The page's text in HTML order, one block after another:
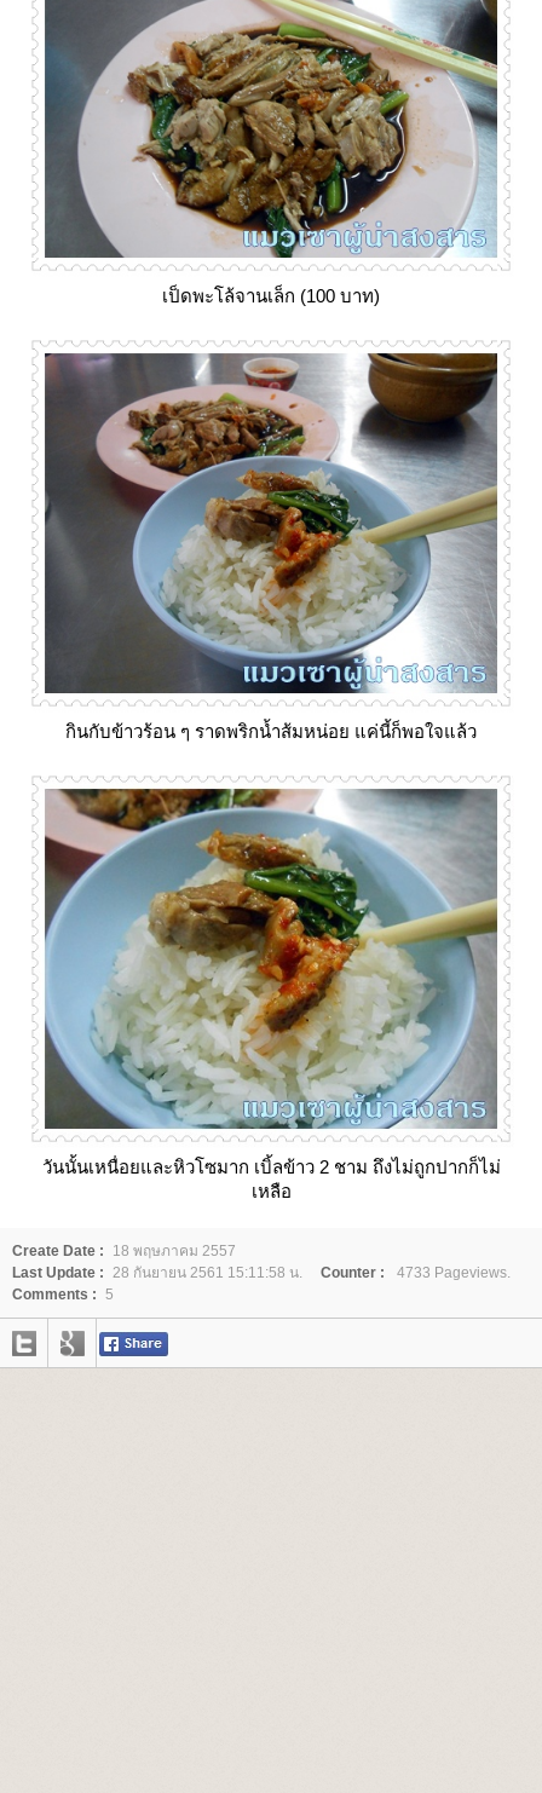
เป็ดพะโล้จานเล็ก (100 บาท)
กินกับข้าวร้อน ๆ ราดพริกน้ำส้มหน่อย แค่นี้ก็พอใจแล้ว
วันนั้นเหนื่อยและหิวโซมาก เบิ้ลข้าว 2 ชาม ถึงไม่ถูกปากก็ไม่
เหลือ
Create Date :
18 พฤษภาคม 2557
Last Update :
28 กันยายน 2561 15:11:58 น. Counter :
4733 Pageviews.
Comments : 5